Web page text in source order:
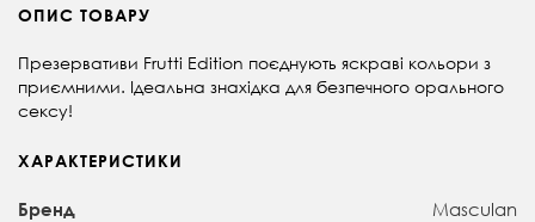
ОПИС ТОВАРУ
Презервативи Frutti Edition поєднують яскраві кольори з
приємними. Ідеальна знахідка для безпечного орального
сексу!
ХАРАКТЕРИСТИКИ
Бренд Masculan